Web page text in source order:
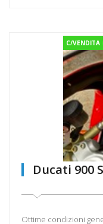
C/VENDITA
Ducati 900
Ottime condizioni